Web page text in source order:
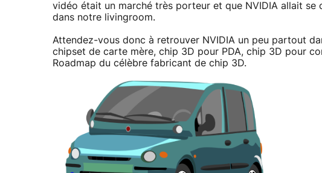
vidéo était un marché très porteur et que NVIDIA allait
dans notre livingroom.
Attendez-vous donc à retrouver NVIDIA un peu partout
chipset de carte mère, chip 3D pour PDA, chip 3D pour
Roadmap du célèbre fabricant de chip 3D.